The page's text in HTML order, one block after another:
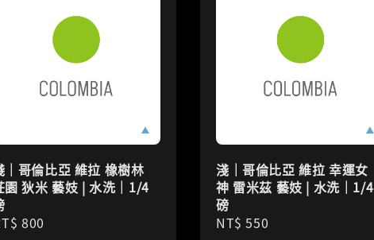
｜哥倫比亞 維拉 橡樹林
園 狄米 藝妓 | 水洗｜1/4
800
淺｜哥倫比亞 維拉 幸運女
神 雷米茲 藝妓 | 水洗｜1/4
磅
Regular
NT$ 550